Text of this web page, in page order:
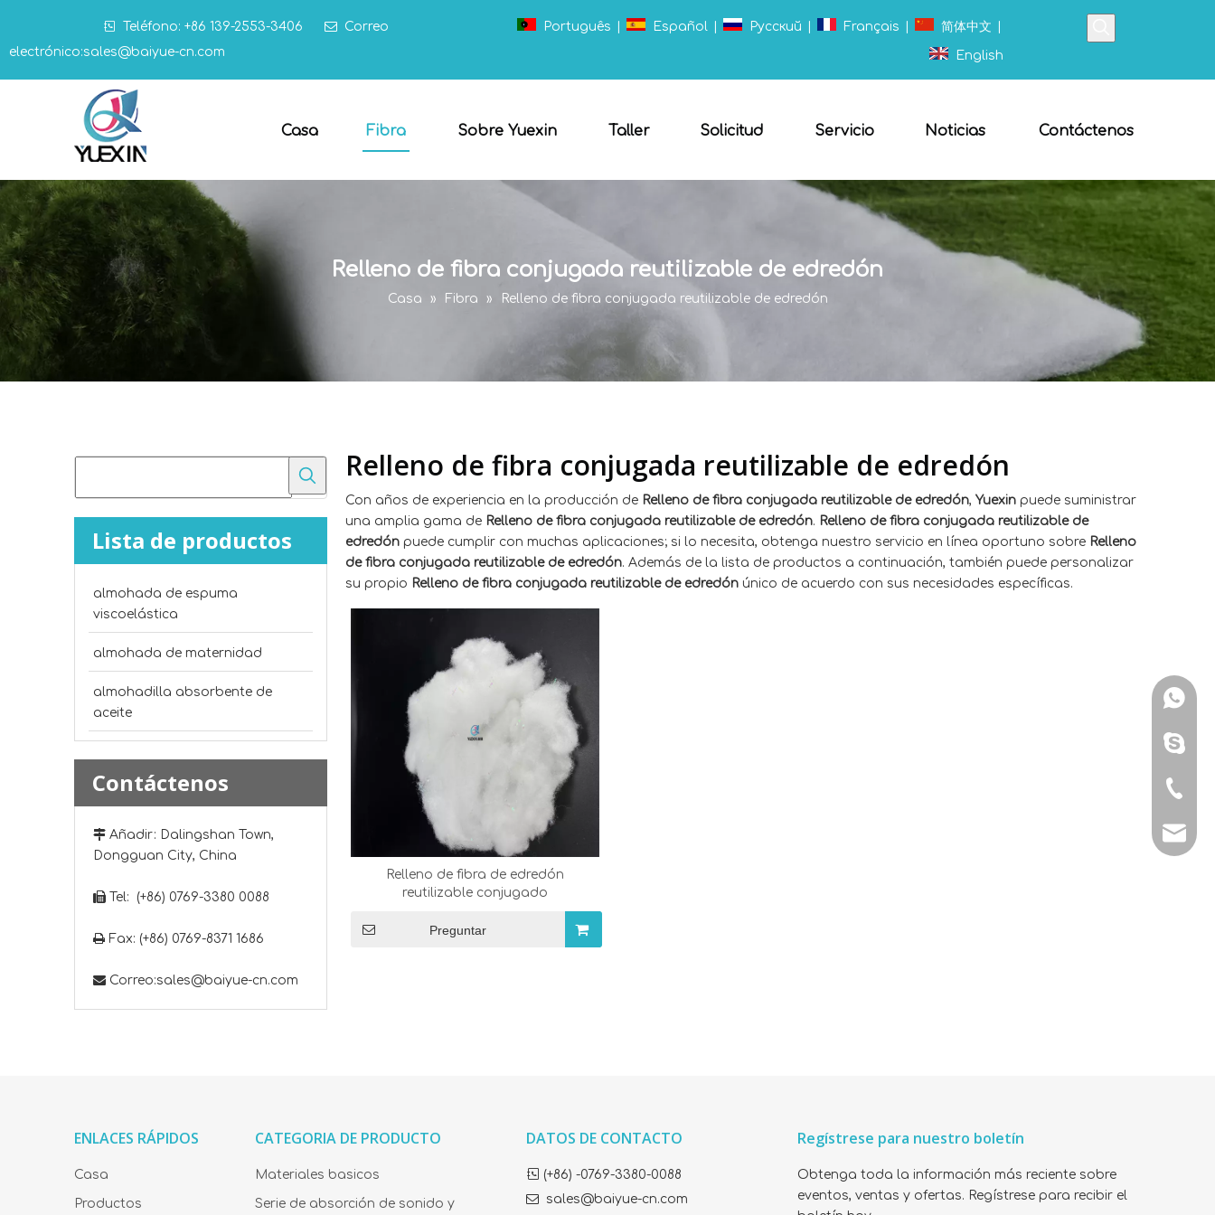
 Teléfono: +86 139-2553-3406  Correo
electrónico:sales@baiyue-cn.com
Português Español Pусский Français 简体中文
English
Casa Fibra Sobre Yuexin Taller Solicitud Servicio Noticias Contáctenos
Relleno de fibra conjugada reutilizable de edredón
Casa » Fibra » Relleno de fibra conjugada reutilizable de edredón
Lista de productos
almohada de espuma
viscoelástica
almohada de maternidad
almohadilla absorbente de
aceite
Contáctenos
 Añadir: Dalingshan Town,
Dongguan City, China
 Tel: (+86) 0769-3380 0088
 Fax: (+86) 0769-8371 1686
 Correo:sales@baiyue-cn.com
Relleno de fibra conjugada reutilizable de edredón
Con años de experiencia en la producción de Relleno de fibra conjugada reutilizable de edredón, Yuexin puede suministrar
una amplia gama de Relleno de fibra conjugada reutilizable de edredón. Relleno de fibra conjugada reutilizable de
edredón puede cumplir con muchas aplicaciones; si lo necesita, obtenga nuestro servicio en línea oportuno sobre Relleno
de fibra conjugada reutilizable de edredón. Además de la lista de productos a continuación, también puede personalizar
su propio Relleno de fibra conjugada reutilizable de edredón único de acuerdo con sus necesidades específicas.
Relleno de fibra de edredón
reutilizable conjugado
Preguntar
ENLACES RÁPIDOS
Casa
Productos
CATEGORIA DE PRODUCTO
Materiales basicos
Serie de absorción de sonido y
DATOS DE CONTACTO
 (+86) -0769-3380-0088
 sales@baiyue-cn.com
Skype:
Tel: +
E-mail:
Regístrese para nuestro boletín
Obtenga toda la información más reciente sobre
eventos, ventas y ofertas. Regístrese para recibir el